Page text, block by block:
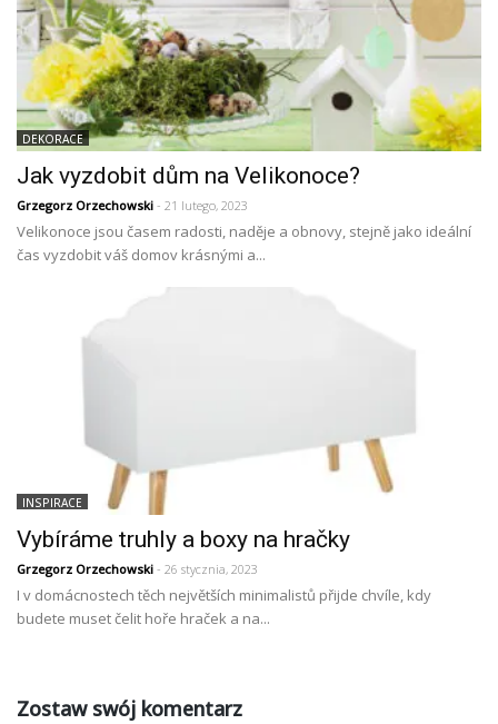
DEKORACE
Jak vyzdobit dům na Velikonoce?
Grzegorz Orzechowski - 21 lutego, 2023
Velikonoce jsou časem radosti, naděje a obnovy, stejně jako ideální
čas vyzdobit váš domov krásnými a...
INSPIRACE
Vybíráme truhly a boxy na hračky
Grzegorz Orzechowski - 26 stycznia, 2023
I v domácnostech těch největších minimalistů přijde chvíle, kdy
budete muset čelit hoře hraček a na...
Zostaw swój komentarz